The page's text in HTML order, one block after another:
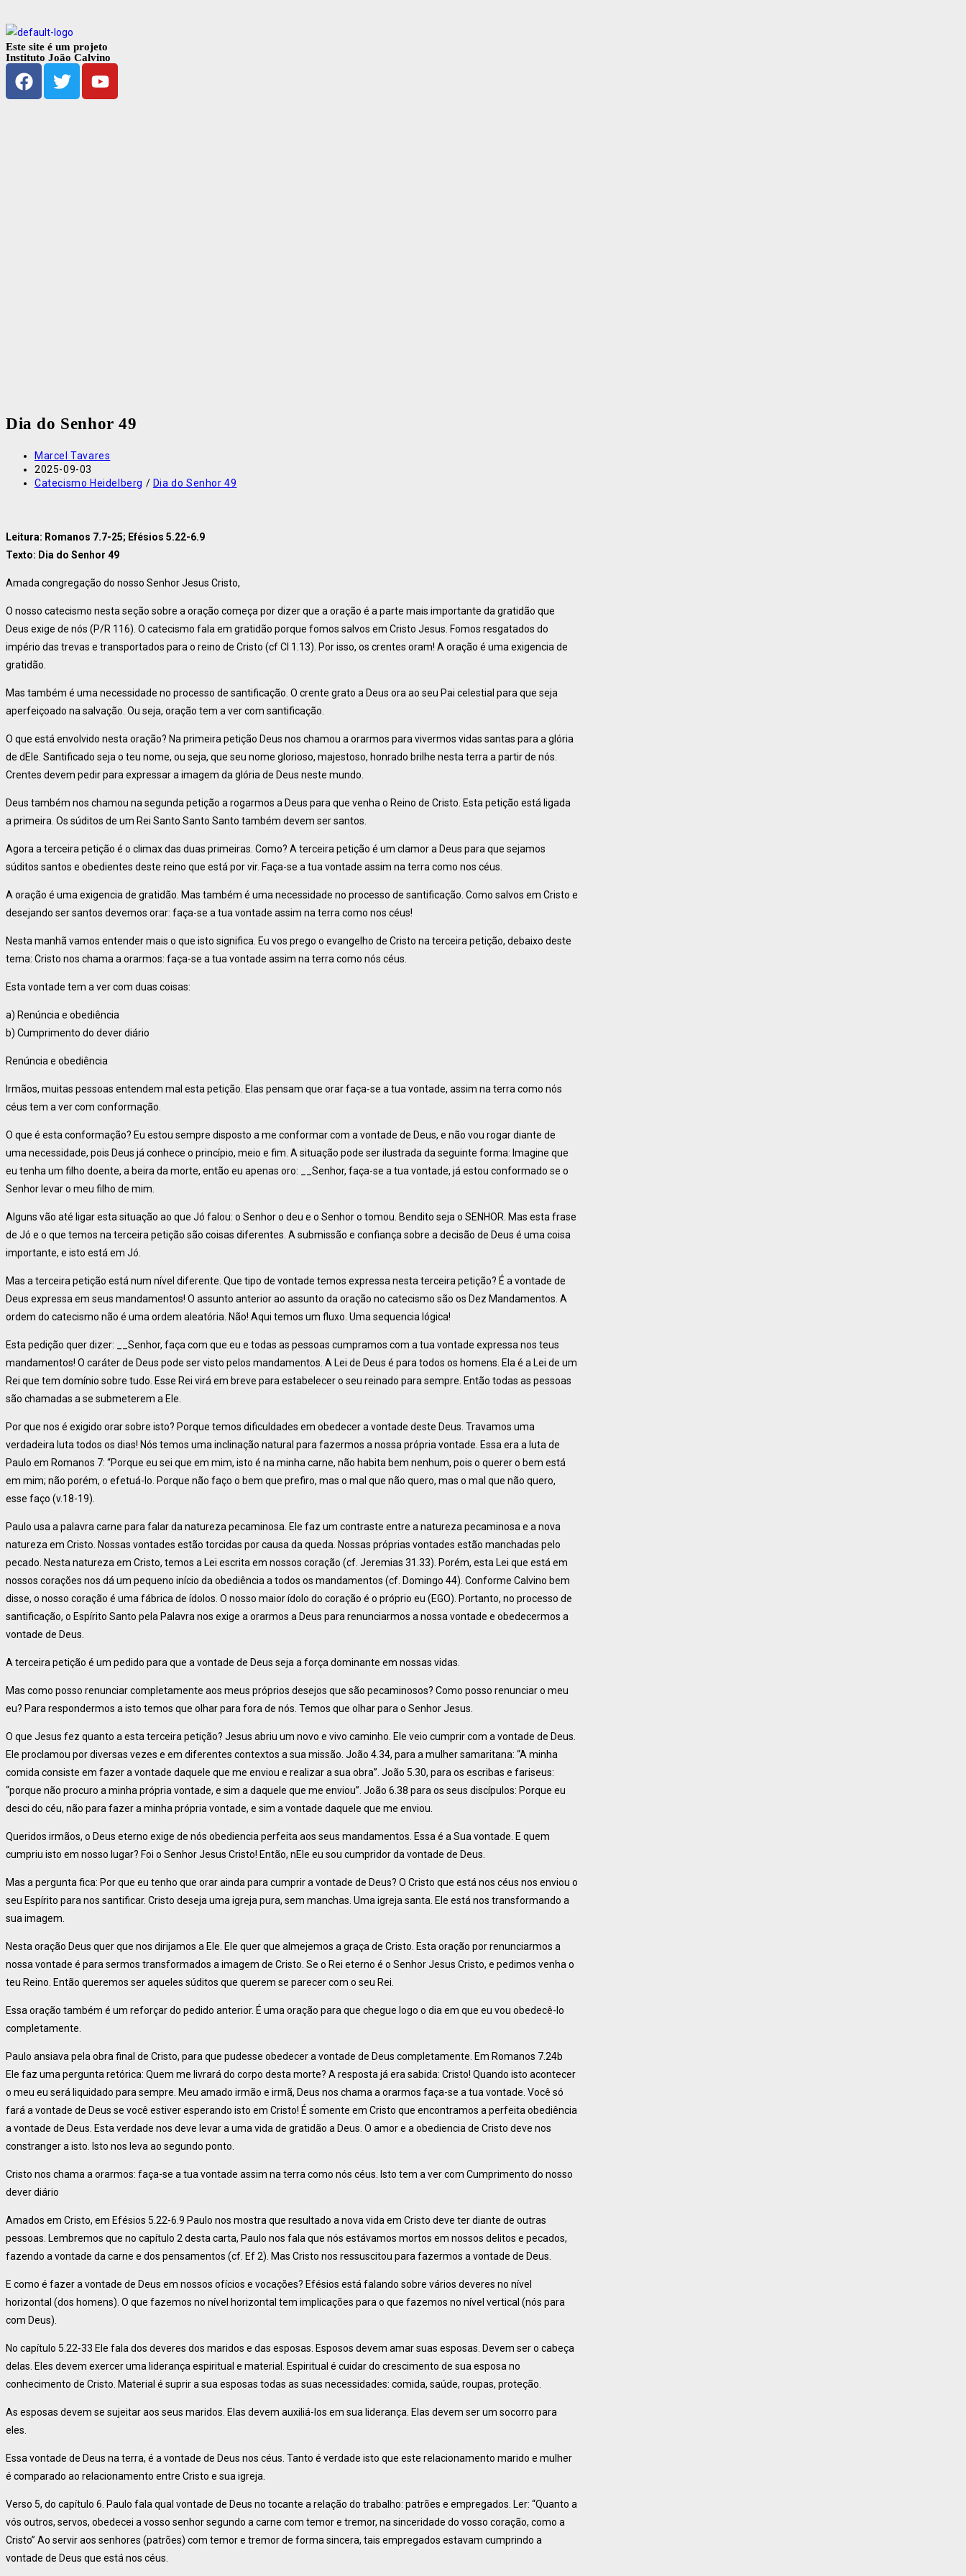
Este site é um projeto
Instituto João Calvino
Dia do Senhor 49
Marcel Tavares
2025-09-03
Catecismo Heidelberg / Dia do Senhor 49
Leitura: Romanos 7.7-25; Efésios 5.22-6.9
Texto: Dia do Senhor 49
Amada congregação do nosso Senhor Jesus Cristo,
O nosso catecismo nesta seção sobre a oração começa por dizer que a oração é a parte mais importante da gratidão que
Deus exige de nós (P/R 116). O catecismo fala em gratidão porque fomos salvos em Cristo Jesus. Fomos resgatados do
império das trevas e transportados para o reino de Cristo (cf Cl 1.13). Por isso, os crentes oram! A oração é uma exigencia de
gratidão.
Mas também é uma necessidade no processo de santificação. O crente grato a Deus ora ao seu Pai celestial para que seja
aperfeiçoado na salvação. Ou seja, oração tem a ver com santificação.
O que está envolvido nesta oração? Na primeira petição Deus nos chamou a orarmos para vivermos vidas santas para a glória
de dEle. Santificado seja o teu nome, ou seja, que seu nome glorioso, majestoso, honrado brilhe nesta terra a partir de nós.
Crentes devem pedir para expressar a imagem da glória de Deus neste mundo.
Deus também nos chamou na segunda petição a rogarmos a Deus para que venha o Reino de Cristo. Esta petição está ligada
a primeira. Os súditos de um Rei Santo Santo Santo também devem ser santos.
Agora a terceira petição é o climax das duas primeiras. Como? A terceira petição é um clamor a Deus para que sejamos
súditos santos e obedientes deste reino que está por vir. Faça-se a tua vontade assim na terra como nos céus.
A oração é uma exigencia de gratidão. Mas também é uma necessidade no processo de santificação. Como salvos em Cristo e
desejando ser santos devemos orar: faça-se a tua vontade assim na terra como nos céus!
Nesta manhã vamos entender mais o que isto significa. Eu vos prego o evangelho de Cristo na terceira petição, debaixo deste
tema: Cristo nos chama a orarmos: faça-se a tua vontade assim na terra como nós céus.
Esta vontade tem a ver com duas coisas:
a) Renúncia e obediência
b) Cumprimento do dever diário
Renúncia e obediência
Irmãos, muitas pessoas entendem mal esta petição. Elas pensam que orar faça-se a tua vontade, assim na terra como nós
céus tem a ver com conformação.
O que é esta conformação? Eu estou sempre disposto a me conformar com a vontade de Deus, e não vou rogar diante de
uma necessidade, pois Deus já conhece o princípio, meio e fim. A situação pode ser ilustrada da seguinte forma: Imagine que
eu tenha um filho doente, a beira da morte, então eu apenas oro: __Senhor, faça-se a tua vontade, já estou conformado se o
Senhor levar o meu filho de mim.
Alguns vão até ligar esta situação ao que Jó falou: o Senhor o deu e o Senhor o tomou. Bendito seja o SENHOR. Mas esta frase
de Jó e o que temos na terceira petição são coisas diferentes. A submissão e confiança sobre a decisão de Deus é uma coisa
importante, e isto está em Jó.
Mas a terceira petição está num nível diferente. Que tipo de vontade temos expressa nesta terceira petição? É a vontade de
Deus expressa em seus mandamentos! O assunto anterior ao assunto da oração no catecismo são os Dez Mandamentos. A
ordem do catecismo não é uma ordem aleatória. Não! Aqui temos um fluxo. Uma sequencia lógica!
Esta pedição quer dizer: __Senhor, faça com que eu e todas as pessoas cumpramos com a tua vontade expressa nos teus
mandamentos! O caráter de Deus pode ser visto pelos mandamentos. A Lei de Deus é para todos os homens. Ela é a Lei de um
Rei que tem domínio sobre tudo. Esse Rei virá em breve para estabelecer o seu reinado para sempre. Então todas as pessoas
são chamadas a se submeterem a Ele.
Por que nos é exigido orar sobre isto? Porque temos dificuldades em obedecer a vontade deste Deus. Travamos uma
verdadeira luta todos os dias! Nós temos uma inclinação natural para fazermos a nossa própria vontade. Essa era a luta de
Paulo em Romanos 7: “Porque eu sei que em mim, isto é na minha carne, não habita bem nenhum, pois o querer o bem está
em mim; não porém, o efetuá-lo. Porque não faço o bem que prefiro, mas o mal que não quero, mas o mal que não quero,
esse faço (v.18-19).
Paulo usa a palavra carne para falar da natureza pecaminosa. Ele faz um contraste entre a natureza pecaminosa e a nova
natureza em Cristo. Nossas vontades estão torcidas por causa da queda. Nossas próprias vontades estão manchadas pelo
pecado. Nesta natureza em Cristo, temos a Lei escrita em nossos coração (cf. Jeremias 31.33). Porém, esta Lei que está em
nossos corações nos dá um pequeno início da obediência a todos os mandamentos (cf. Domingo 44). Conforme Calvino bem
disse, o nosso coração é uma fábrica de ídolos. O nosso maior ídolo do coração é o próprio eu (EGO). Portanto, no processo de
santificação, o Espírito Santo pela Palavra nos exige a orarmos a Deus para renunciarmos a nossa vontade e obedecermos a
vontade de Deus.
A terceira petição é um pedido para que a vontade de Deus seja a força dominante em nossas vidas.
Mas como posso renunciar completamente aos meus próprios desejos que são pecaminosos? Como posso renunciar o meu
eu? Para respondermos a isto temos que olhar para fora de nós. Temos que olhar para o Senhor Jesus.
O que Jesus fez quanto a esta terceira petição? Jesus abriu um novo e vivo caminho. Ele veio cumprir com a vontade de Deus.
Ele proclamou por diversas vezes e em diferentes contextos a sua missão. João 4.34, para a mulher samaritana: “A minha
comida consiste em fazer a vontade daquele que me enviou e realizar a sua obra”. João 5.30, para os escribas e fariseus:
“porque não procuro a minha própria vontade, e sim a daquele que me enviou”. João 6.38 para os seus discípulos: Porque eu
desci do céu, não para fazer a minha própria vontade, e sim a vontade daquele que me enviou.
Queridos irmãos, o Deus eterno exige de nós obediencia perfeita aos seus mandamentos. Essa é a Sua vontade. E quem
cumpriu isto em nosso lugar? Foi o Senhor Jesus Cristo! Então, nEle eu sou cumpridor da vontade de Deus.
Mas a pergunta fica: Por que eu tenho que orar ainda para cumprir a vontade de Deus? O Cristo que está nos céus nos enviou o
seu Espírito para nos santificar. Cristo deseja uma igreja pura, sem manchas. Uma igreja santa. Ele está nos transformando a
sua imagem.
Nesta oração Deus quer que nos dirijamos a Ele. Ele quer que almejemos a graça de Cristo. Esta oração por renunciarmos a
nossa vontade é para sermos transformados a imagem de Cristo. Se o Rei eterno é o Senhor Jesus Cristo, e pedimos venha o
teu Reino. Então queremos ser aqueles súditos que querem se parecer com o seu Rei.
Essa oração também é um reforçar do pedido anterior. É uma oração para que chegue logo o dia em que eu vou obedecê-lo
completamente.
Paulo ansiava pela obra final de Cristo, para que pudesse obedecer a vontade de Deus completamente. Em Romanos 7.24b
Ele faz uma pergunta retórica: Quem me livrará do corpo desta morte? A resposta já era sabida: Cristo! Quando isto acontecer
o meu eu será liquidado para sempre. Meu amado irmão e irmã, Deus nos chama a orarmos faça-se a tua vontade. Você só
fará a vontade de Deus se você estiver esperando isto em Cristo! É somente em Cristo que encontramos a perfeita obediência
a vontade de Deus. Esta verdade nos deve levar a uma vida de gratidão a Deus. O amor e a obediencia de Cristo deve nos
constranger a isto. Isto nos leva ao segundo ponto.
Cristo nos chama a orarmos: faça-se a tua vontade assim na terra como nós céus. Isto tem a ver com Cumprimento do nosso
dever diário
Amados em Cristo, em Efésios 5.22-6.9 Paulo nos mostra que resultado a nova vida em Cristo deve ter diante de outras
pessoas. Lembremos que no capítulo 2 desta carta, Paulo nos fala que nós estávamos mortos em nossos delitos e pecados,
fazendo a vontade da carne e dos pensamentos (cf. Ef 2). Mas Cristo nos ressuscitou para fazermos a vontade de Deus.
E como é fazer a vontade de Deus em nossos ofícios e vocações? Efésios está falando sobre vários deveres no nível
horizontal (dos homens). O que fazemos no nível horizontal tem implicações para o que fazemos no nível vertical (nós para
com Deus).
No capítulo 5.22-33 Ele fala dos deveres dos maridos e das esposas. Esposos devem amar suas esposas. Devem ser o cabeça
delas. Eles devem exercer uma liderança espiritual e material. Espiritual é cuidar do crescimento de sua esposa no
conhecimento de Cristo. Material é suprir a sua esposas todas as suas necessidades: comida, saúde, roupas, proteção.
As esposas devem se sujeitar aos seus maridos. Elas devem auxiliá-los em sua liderança. Elas devem ser um socorro para
eles.
Essa vontade de Deus na terra, é a vontade de Deus nos céus. Tanto é verdade isto que este relacionamento marido e mulher
é comparado ao relacionamento entre Cristo e sua igreja.
Verso 5, do capítulo 6. Paulo fala qual vontade de Deus no tocante a relação do trabalho: patrões e empregados. Ler: “Quanto a
vós outros, servos, obedecei a vosso senhor segundo a carne com temor e tremor, na sinceridade do vosso coração, como a
Cristo” Ao servir aos senhores (patrões) com temor e tremor de forma sincera, tais empregados estavam cumprindo a
vontade de Deus que está nos céus.